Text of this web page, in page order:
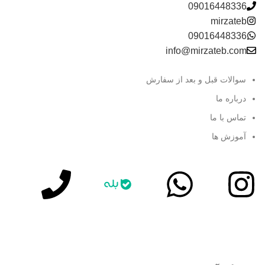
09016448336
mirzateb
09016448336
info@mirzateb.com
سوالات قبل و بعد از سفارش
درباره ما
تماس با ما
آموزش ها